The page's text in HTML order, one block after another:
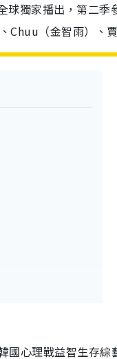
獨家播出，第二季
（金智雨）、
心理戰益智生存綜